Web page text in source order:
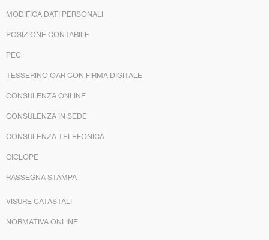
MODIFICA DATI PERSONALI
POSIZIONE CONTABILE
PEC
TESSERINO OAR CON FIRMA DIGITALE
CONSULENZA ONLINE
CONSULENZA IN SEDE
CONSULENZA TELEFONICA
CICLOPE
RASSEGNA STAMPA
VISURE CATASTALI
NORMATIVA ONLINE